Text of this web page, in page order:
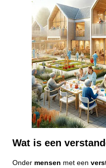
Wat is een
Onder mensen met een